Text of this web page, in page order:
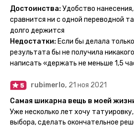
на контакты с водой! На сайте
тематике и размерам, быстрая
очередного рисунка у меня на руке
каждый раз уточняют, временная ли
решила себе что-то набить :) Т. к.
инструкции, то её действительно не
настоящей. Главное, не стараться
тату на какой-то маленький
запястье) - вследствие чего могут
какие-то части рисунка. Но это,
вы берёте на себя сами ;)
Достоинства: Удобство
сравнится ни с одной переводной
долго держится
Недостатки: Если бы делала
результата бы не получила
написать «держать не меньше 1,5
rubimerlo, 21 ноя 2021
Самая шикарна вещь в моей
Уже несколько лет хочу
выбора, сделать окончательное